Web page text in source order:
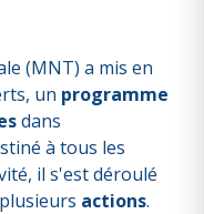
(MNT) a mis en
un programme
dans
à tous les
il s'est déroulé
actions.